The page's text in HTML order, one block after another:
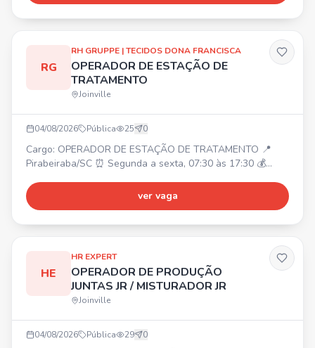
RG
RH GRUPPE | TECIDOS DONA FRANCISCA
OPERADOR DE ESTAÇÃO DE
TRATAMENTO
Joinville
04/08/2026 Pública 25 0
Cargo: OPERADOR DE ESTAÇÃO DE TRATAMENTO 📍
Pirabeiraba/SC ⏰ Segunda a sexta, 07:30 às 17:30 💰
Experiência comprovada. Benefícios: Refeitório próprio
(desconto R$ 3,60); Vale transporte ou ajuda de custo;
ver vaga
HE
HR EXPERT
OPERADOR DE PRODUÇÃO
JUNTAS JR / MISTURADOR JR
Joinville
04/08/2026 Pública 29 0